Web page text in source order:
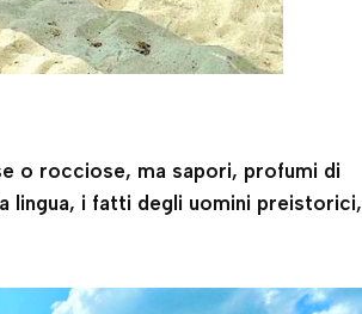
o rocciose, ma sapori, profumi di
lingua, i fatti degli uomini preistorici,